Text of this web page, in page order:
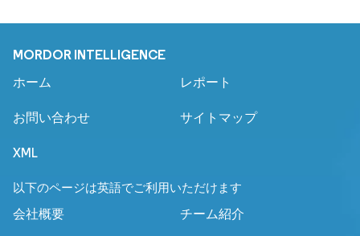
MORDOR INTELLIGENCE
ホーム レポート
お問い合わせ サイトマップ
XML
以下のページは英語でご利用いただけます
会社概要
チーム紹介